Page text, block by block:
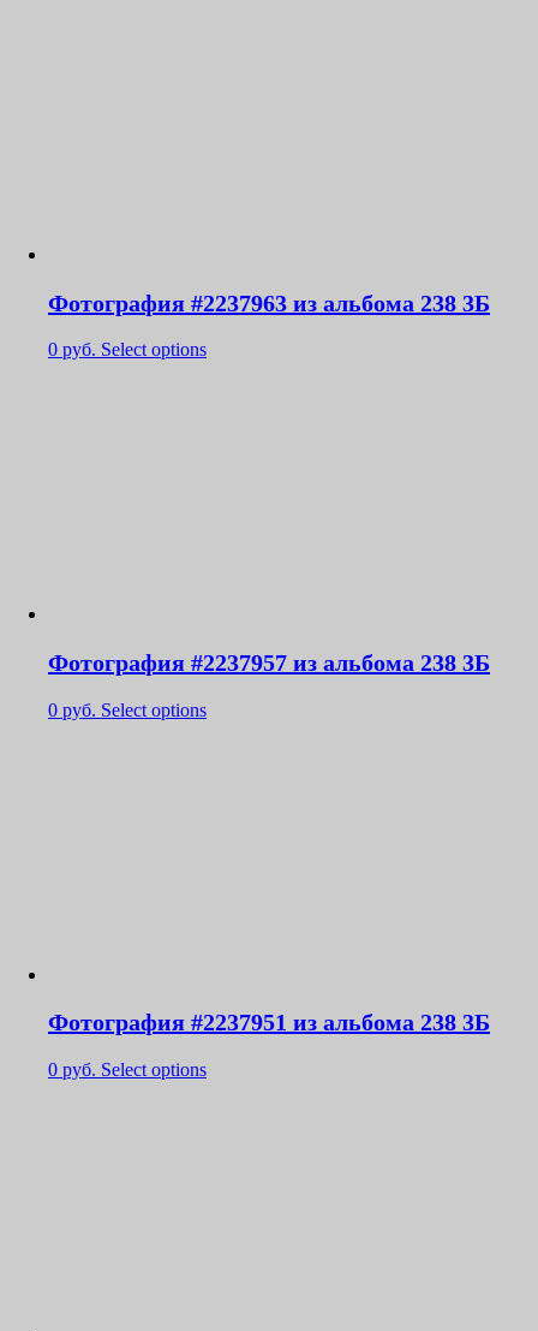
Фотография #2237963 из альбома 238 3Б
0 руб. Select options
Фотография #2237957 из альбома 238 3Б
0 руб. Select options
Фотография #2237951 из альбома 238 3Б
0 руб. Select options